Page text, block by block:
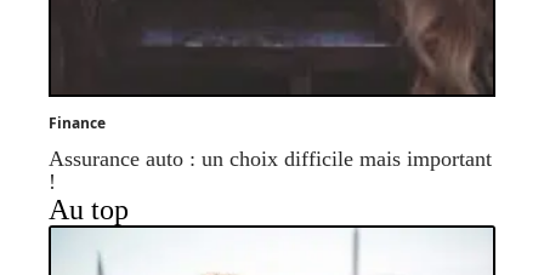
Finance
Assurance auto : un choix difficile mais important
!
Au top